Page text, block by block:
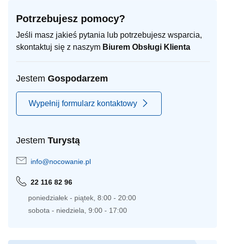
Potrzebujesz pomocy?
Jeśli masz jakieś pytania lub potrzebujesz wsparcia,
skontaktuj się z naszym Biurem Obsługi Klienta
Jestem Gospodarzem
Wypełnij formularz kontaktowy
Jestem Turystą
info@nocowanie.pl
22 116 82 96
poniedziałek - piątek, 8:00 - 20:00
sobota - niedziela, 9:00 - 17:00